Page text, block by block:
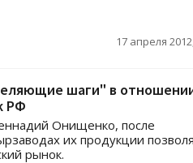
17 апреля
шаги" в
РФ
Онищенко, после
их продукции
рынок.